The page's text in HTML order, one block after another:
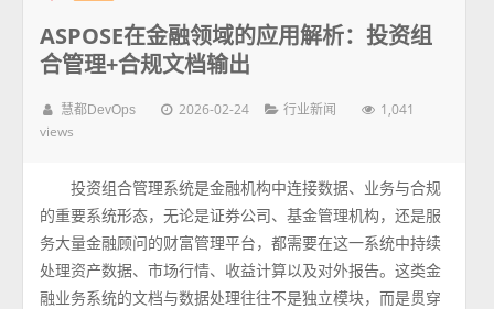
ASPOSE在金融领域的应用解析：投资组
合管理+合规文档输出
慧都DevOps 2026-02-24 行业新闻
1,041
views
投资组合管理系统是金融机构中连接数据、业务与合规
的重要系统形态，无论是证券公司、基金管理机构，还是服
务大量金融顾问的财富管理平台，都需要在这一系统中持续
处理资产数据、市场行情、收益计算以及对外报告。这类金
融业务系统的文档与数据处理往往不是独立模块，而是贯穿